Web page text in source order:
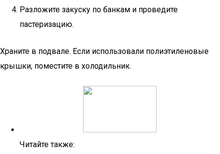
Разложите закуску по банкам и проведите
пастеризацию.
Храните в подвале. Если использовали полиэтиленовые
крышки, поместите в холодильник.
Читайте также: